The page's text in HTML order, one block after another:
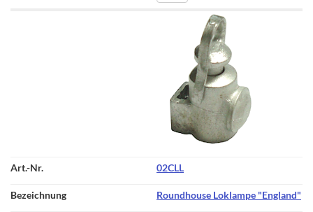
02CLL
Roundhouse Loklampe "England"